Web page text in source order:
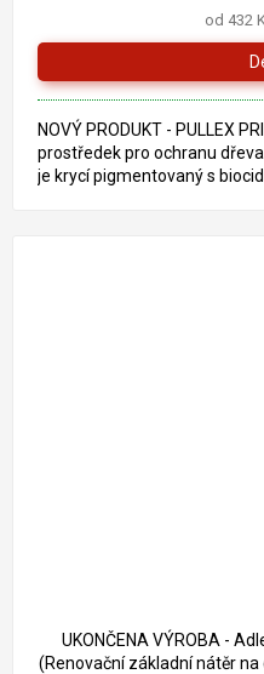
od 432
NOVÝ PRODUKT - PULLEX
prostředek pro ochranu dřeva
je krycí pigmentovaný s
UKONČENA VÝROBA -
(Renovační základní nátěr